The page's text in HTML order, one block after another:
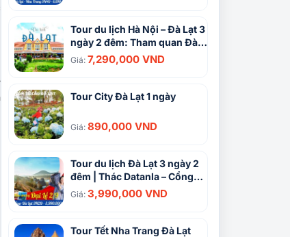
Tour du lịch Hà Nội – Đà Lạt 3
ngày 2 đêm: Tham quan Đà
Lạt View, Vé máy bay khứ hồi
Giá: 7,290,000 VND
Tour City Đà Lạt 1 ngày
Giá: 890,000 VND
Tour du lịch Đà Lạt 3 ngày 2
đêm | Thác Datanla – Cổng
trời Bali – Puppy Farm
Giá: 3,990,000 VND
Tour Tết Nha Trang Đà Lạt